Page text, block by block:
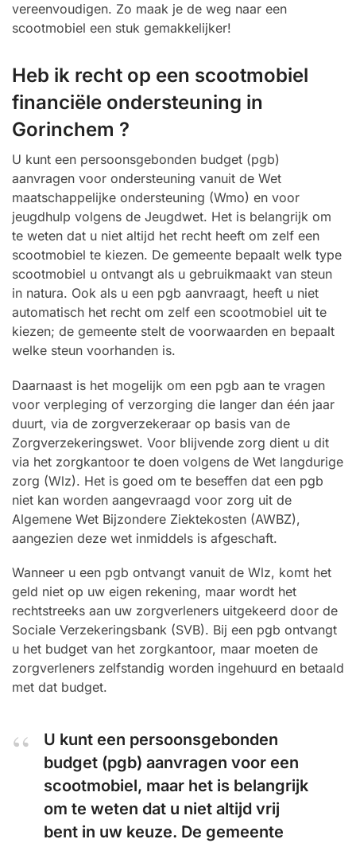
vereenvoudigen. Zo maak je de weg naar een
scootmobiel een stuk gemakkelijker!
Heb ik recht op een scootmobiel
financiële ondersteuning in
Gorinchem ?
U kunt een persoonsgebonden budget (pgb)
aanvragen voor ondersteuning vanuit de Wet
maatschappelijke ondersteuning (Wmo) en voor
jeugdhulp volgens de Jeugdwet. Het is belangrijk om
te weten dat u niet altijd het recht heeft om zelf een
scootmobiel te kiezen. De gemeente bepaalt welk type
scootmobiel u ontvangt als u gebruikmaakt van steun
in natura. Ook als u een pgb aanvraagt, heeft u niet
automatisch het recht om zelf een scootmobiel uit te
kiezen; de gemeente stelt de voorwaarden en bepaalt
welke steun voorhanden is.
Daarnaast is het mogelijk om een pgb aan te vragen
voor verpleging of verzorging die langer dan één jaar
duurt, via de zorgverzekeraar op basis van de
Zorgverzekeringswet. Voor blijvende zorg dient u dit
via het zorgkantoor te doen volgens de Wet langdurige
zorg (Wlz). Het is goed om te beseffen dat een pgb
niet kan worden aangevraagd voor zorg uit de
Algemene Wet Bijzondere Ziektekosten (AWBZ),
aangezien deze wet inmiddels is afgeschaft.
Wanneer u een pgb ontvangt vanuit de Wlz, komt het
geld niet op uw eigen rekening, maar wordt het
rechtstreeks aan uw zorgverleners uitgekeerd door de
Sociale Verzekeringsbank (SVB). Bij een pgb ontvangt
u het budget van het zorgkantoor, maar moeten de
zorgverleners zelfstandig worden ingehuurd en betaald
met dat budget.
U kunt een persoonsgebonden
budget (pgb) aanvragen voor een
scootmobiel, maar het is belangrijk
om te weten dat u niet altijd vrij
bent in uw keuze. De gemeente